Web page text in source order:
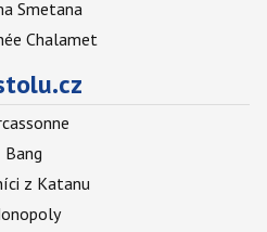
Smetana
Chalamet
Bang
z Katanu